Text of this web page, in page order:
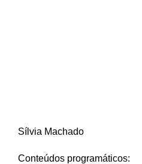
Sílvia Machado
Conteúdos programáticos: